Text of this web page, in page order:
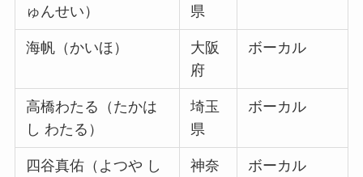
ゅんせい）
県
海帆（かいほ）
大阪
府
ボーカル
高橋わたる（たかは
し わたる）
埼玉
県
ボーカル
四谷真佑（よつや し
神奈
ボーカル